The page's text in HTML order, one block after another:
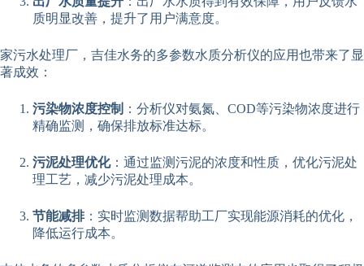
质明显改善，提升了用户满意度。
家污水处理厂，吉佳水务的多参数水质分析仪的应用也带来了显
著成效：
污染物浓度控制 ：分析仪对氨氮、COD等污染物浓度进行
精确监测，确保排放标准达标。
污泥处理优化：通过监测污泥的浓度和性质，优化污泥处
理工艺，减少污泥处理成本。
节能减排：实时监测数据帮助工厂实现能源消耗的优化，
降低运行成本。